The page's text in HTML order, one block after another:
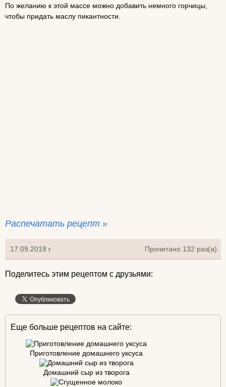
По желанию к этой массе можно добавить немного горчицы,
чтобы придать маслу пикантности.
Распечатать рецепт »
17.09.2018 г. Прочитано 132 раз(a).
Поделитесь этим рецептом с друзьями:
Еще больше рецептов на сайте:
Приготовление домашнего уксуса
Домашний сыр из творога